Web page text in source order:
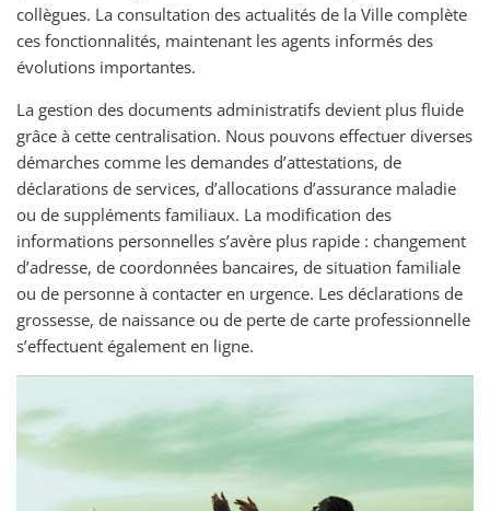
collègues. La consultation des actualités de la Ville complète
ces fonctionnalités, maintenant les agents informés des
évolutions importantes.
La gestion des documents administratifs devient plus fluide
grâce à cette centralisation. Nous pouvons effectuer diverses
démarches comme les demandes d’attestations, de
déclarations de services, d’allocations d’assurance maladie
ou de suppléments familiaux. La modification des
informations personnelles s’avère plus rapide : changement
d’adresse, de coordonnées bancaires, de situation familiale
ou de personne à contacter en urgence. Les déclarations de
grossesse, de naissance ou de perte de carte professionnelle
s’effectuent également en ligne.